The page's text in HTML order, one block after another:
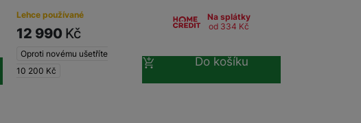
Lehce používané
12 990 Kč
Oproti novému ušetříte
10 200 Kč
Na splátky
od 334 Kč
Do košíku